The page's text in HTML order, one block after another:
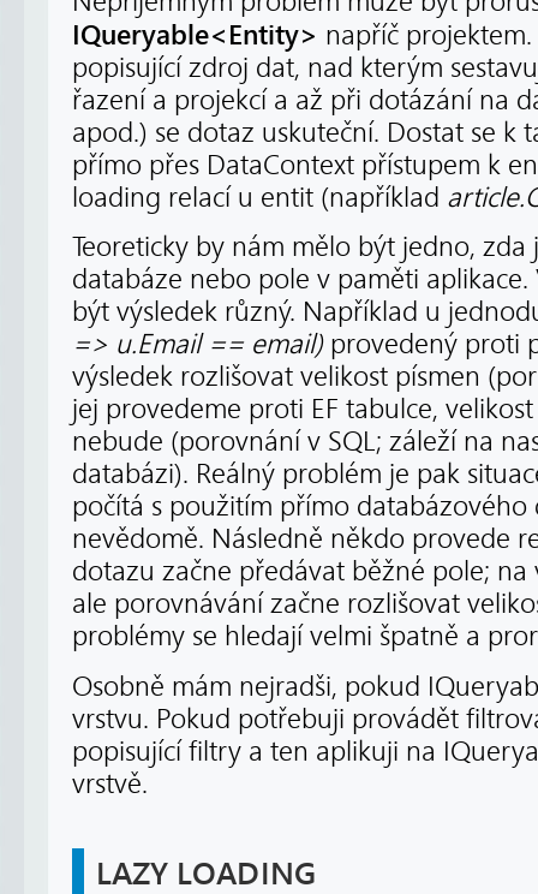
IQueryable<Entity> napříč
popisující zdroj dat, nad kterým
řazení a projekcí a až při dotázání na
apod.) se dotaz uskuteční. Dostat se k
přímo přes DataContext přístupem k
loading relací u entit (například
Teoreticky by nám mělo být jedno,
databáze nebo pole v paměti aplikace.
být výsledek různý. Například u
=> u.Email == email)provedený proti
výsledek rozlišovat velikost písmen
jej provedeme proti EF tabulce,
nebude (porovnání v SQL; záleží na
databázi). Reálný problém je pak
počítá s použitím přímo databázového
nevědomě. Následně někdo provede
dotazu začne předávat běžné pole; na
ale porovnávání začne rozlišovat
problémy se hledají velmi špatně a
Osobně mám nejradši, pokud
vrstvu. Pokud potřebuji provádět
popisující filtry a ten aplikuji na
vrstvě.
LAZY LOADING